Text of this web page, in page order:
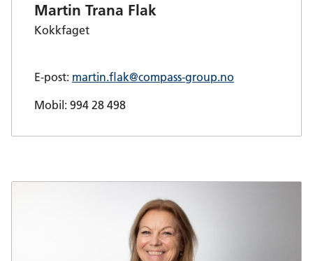
Martin Trana Flak
Kokkfaget
E-post: martin.flak@compass-group.no
Mobil: 994 28 498